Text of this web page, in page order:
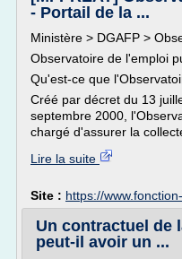
- Portail de la ...
Ministère > DGAFP >
Observatoire de l'emploi
Qu'est-ce que
Créé par décret du 13
septembre 2000,
chargé d'assurer la
Lire la suite
Site : https://
Un contractuel de
peut-il avoir un ...